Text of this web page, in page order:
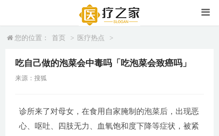
您的位置： 首页 > 医疗热点 >
吃自己做的泡菜会中毒吗「吃泡菜会致癌吗」
来源：搜狐
诊所来了对母女，在食用自家腌制的泡菜后，出现恶
心、呕吐、四肢无力、血氧饱和度下降等症状，被紧